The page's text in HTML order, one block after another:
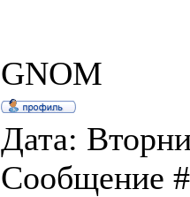
GNOM
Дата:
Сообщение